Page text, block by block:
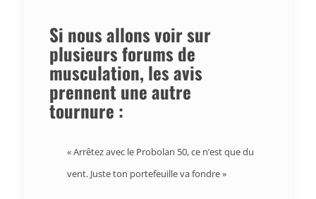
Si nous allons voir sur
plusieurs forums de
musculation, les avis
prennent une autre
tournure :
«Arrêtez avec le Probolan 50, ce n’est que du
vent. Juste ton portefeuille va fondre»